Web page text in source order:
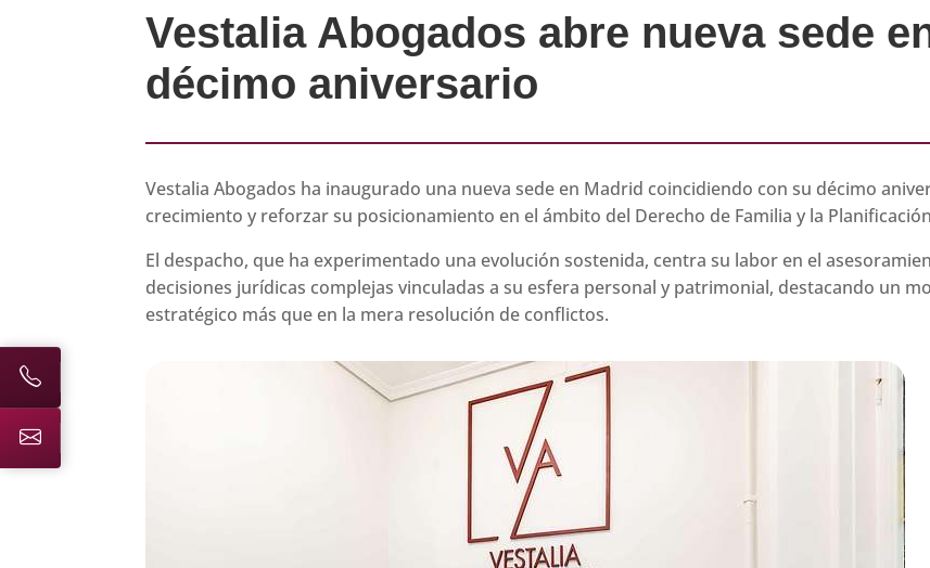
Vestalia Abogados abre nueva sede
décimo aniversario
Vestalia Abogados ha inaugurado una nueva sede en Madrid coincidiendo con su décimo
crecimiento y reforzar su posicionamiento en el ámbito del Derecho de Familia y la
El despacho, que ha experimentado una evolución sostenida, centra su labor en el
decisiones jurídicas complejas vinculadas a su esfera personal y patrimonial, destacando un
estratégico más que en la mera resolución de conflictos.